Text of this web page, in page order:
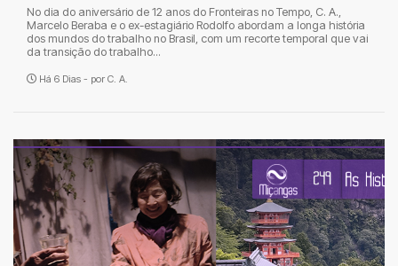
No dia do aniversário de 12 anos do Fronteiras no Tempo, C. A.,
Marcelo Beraba e o ex-estagiário Rodolfo abordam a longa história
dos mundos do trabalho no Brasil, com um recorte temporal que vai
da transição do trabalho...
Há 6 Dias - por C. A.